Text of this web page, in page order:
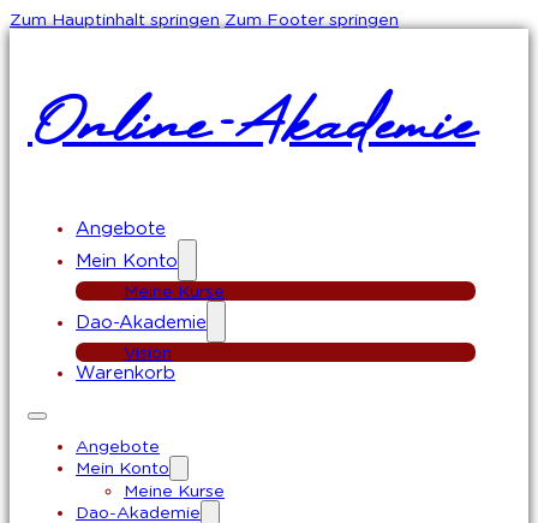
Zum Hauptinhalt springen Zum Footer springen
Online-Akademie
Angebote
Mein Konto
Meine Kurse
Dao-Akademie
Vision
Warenkorb
Angebote
Mein Konto
Meine Kurse
Dao-Akademie